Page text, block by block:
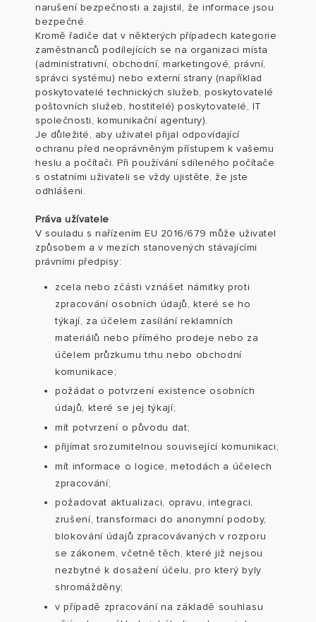
narušení bezpečnosti a zajistil, že informace jsou
bezpečné.
Kromě řadiče dat v některých případech kategorie
zaměstnanců podílejících se na organizaci místa
(administrativní, obchodní, marketingové, právní,
správci systému) nebo externí strany (například
poskytovatelé technických služeb, poskytovatelé
poštovních služeb, hostitelé) poskytovatelé, IT
společnosti, komunikační agentury).
Je důležité, aby uživatel přijal odpovídající
ochranu před neoprávněným přístupem k vašemu
heslu a počítači. Při používání sdíleného počítače
s ostatními uživateli se vždy ujistěte, že jste
odhlášeni.
Práva užívatele
V souladu s nařízením EU 2016/679 může uživatel
způsobem a v mezích stanovených stávajícími
právními předpisy:
zcela nebo zčásti vznášet námitky proti
zpracování osobních údajů, které se ho
týkají, za účelem zasílání reklamních
materiálů nebo přímého prodeje nebo za
účelem průzkumu trhu nebo obchodní
komunikace;
požádat o potvrzení existence osobních
údajů, které se jej týkají;
mít potvrzení o původu dat;
přijímat srozumitelnou související komunikaci;
mít informace o logice, metodách a účelech
zpracování;
požadovat aktualizaci, opravu, integraci,
zrušení, transformaci do anonymní podoby,
blokování údajů zpracovávaných v rozporu
se zákonem, včetně těch, které již nejsou
nezbytné k dosažení účelu, pro který byly
shromážděny;
v případě zpracování na základě souhlasu